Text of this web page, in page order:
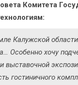
Комитета
Калужской
Особенно хочу
выставочной
гостиничного